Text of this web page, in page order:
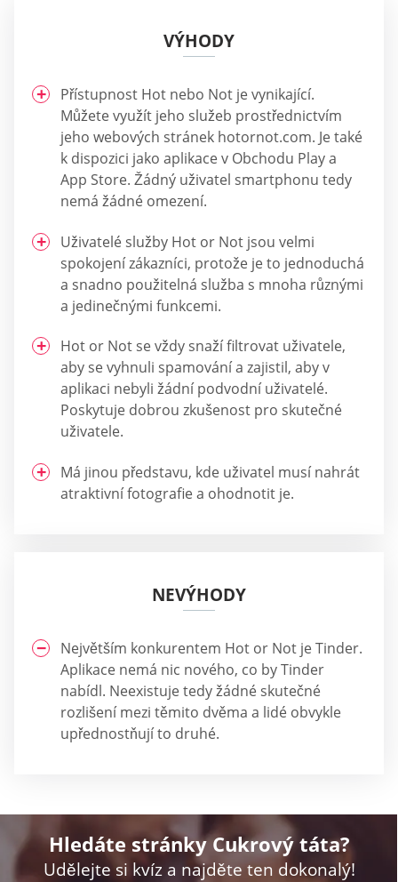
VÝHODY
Přístupnost Hot nebo Not je vynikající.
Můžete využít jeho služeb prostřednictvím
jeho webových stránek hotornot.com. Je také
k dispozici jako aplikace v Obchodu Play a
App Store. Žádný uživatel smartphonu tedy
nemá žádné omezení.
Uživatelé služby Hot or Not jsou velmi
spokojení zákazníci, protože je to jednoduchá
a snadno použitelná služba s mnoha různými
a jedinečnými funkcemi.
Hot or Not se vždy snaží filtrovat uživatele,
aby se vyhnuli spamování a zajistil, aby v
aplikaci nebyli žádní podvodní uživatelé.
Poskytuje dobrou zkušenost pro skutečné
uživatele.
Má jinou představu, kde uživatel musí nahrát
atraktivní fotografie a ohodnotit je.
NEVÝHODY
Největším konkurentem Hot or Not je Tinder.
Aplikace nemá nic nového, co by Tinder
nabídl. Neexistuje tedy žádné skutečné
rozlišení mezi těmito dvěma a lidé obvykle
upřednostňují to druhé.
Hledáte stránky Cukrový táta?
Udělejte si kvíz a najděte ten dokonalý!